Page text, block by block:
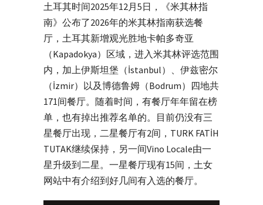
土耳其时间2025年12月5日，《米其林指
南》公布了2026年的米其林指南获选餐
厅，土耳其新增观光胜地卡帕多奇亚
（Kapadokya）区域，进入米其林评选范围
内，加上伊斯坦堡（İstanbul）、伊兹密尔
（İzmir）以及博德鲁姆（Bodrum）四地共
171间餐厅。随着时间，有餐厅年年留在榜
单，也有掉出推荐名单的。目前仍没有三
星餐厅出现，二星餐厅有2间，TURK FATİH
TUTAK继续保持，另一间Vino Locale由一
星升级到二星。一星餐厅现有15间，土女
网站中有介绍到好几间有入选的餐厅。